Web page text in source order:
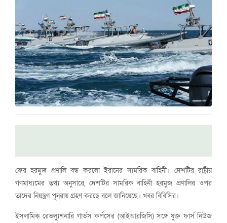
ফের হরমুজ প্রণালি বন্ধ করলো ইরানের সামরিক বাহিনী। দেশটির রাষ্ট্রীয়
গণমাধ্যমের তথ্য অনুসারে, দেশটির সামরিক বাহিনী হরমুজ প্রণালির ওপর
তাদের নিয়ন্ত্রণ পুনরায় গ্রহণ করছে বলে জানিয়েছে। খবর বিবিসির।
ইসলামিক রেভল্যুশনারি গার্ডস কর্পসের (আইআরজিসি) সঙ্গে যুক্ত ফার্স নিউজ